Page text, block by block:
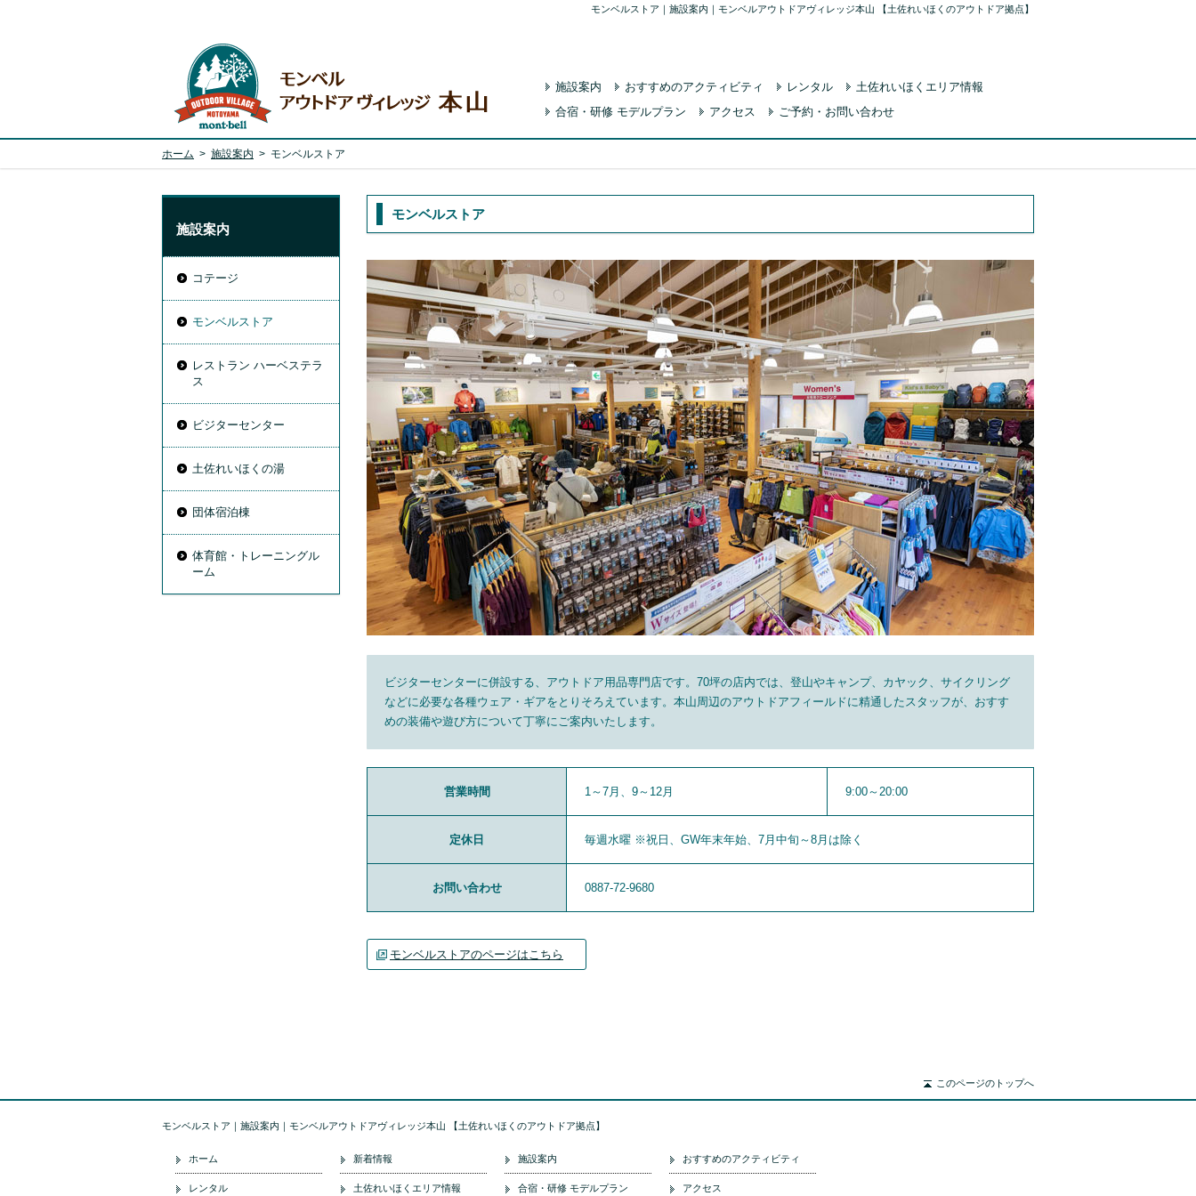
モンベルストア｜施設案内｜モンベルアウトドアヴィレッジ本山 【土佐れいほくのアウトドア拠点】
施設案内 おすすめのアクティビティ レンタル
土佐れいほくエリア情報
合宿・研修 モデルプラン
アクセス ご予約・お問い合わせ
ホーム > 施設案内 > モンベルストア
モンベルストア
ビジターセンターに併設する、アウトドア用品専門店です。70坪の店内では、登山やキャンプ、カヤック、サイクリング
などに必要な各種ウェア・ギアをとりそろえています。本山周辺のアウトドアフィールドに精通したスタッフが、おすす
めの装備や遊び方について丁寧にご案内いたします。
営業時間 1～7月、9～12月 9:00～20:00
定休日 毎週水曜 ※祝日、GW年末年始、7月中旬～8月は除く
お問い合わせ 0887-72-9680
モンベルストアのページはこちら
施設案内
コテージ
モンベルストア
レストラン ハーベステラ
ス
ビジターセンター
土佐れいほくの湯
団体宿泊棟
体育館・トレーニングル
ーム
このページのトップへ
モンベルストア｜施設案内｜モンベルアウトドアヴィレッジ本山 【土佐れいほくのアウトドア拠点】
ホーム 新着情報 施設案内 おすすめのアクティビティ
レンタル 土佐れいほくエリア情報 合宿・研修 モデルプラン アクセス